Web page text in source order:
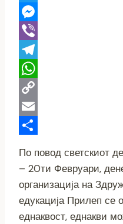
Twitter
Messenger
Viber
Telegram
WhatsApp
Copy
Link
Email
По повод светскиот
– 20ти Февруари,
организација на
едукација Прилеп се
еднаквост, еднакви